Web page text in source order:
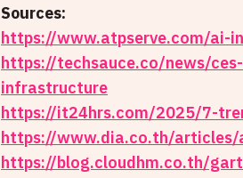
Sources:
https://www.atpserve.com/ai-
https://techsauce.co/news/
infrastructure
https://it24hrs.com/2025/7-
https://www.dia.co.th/
https://blog.cloudhm.co.th/